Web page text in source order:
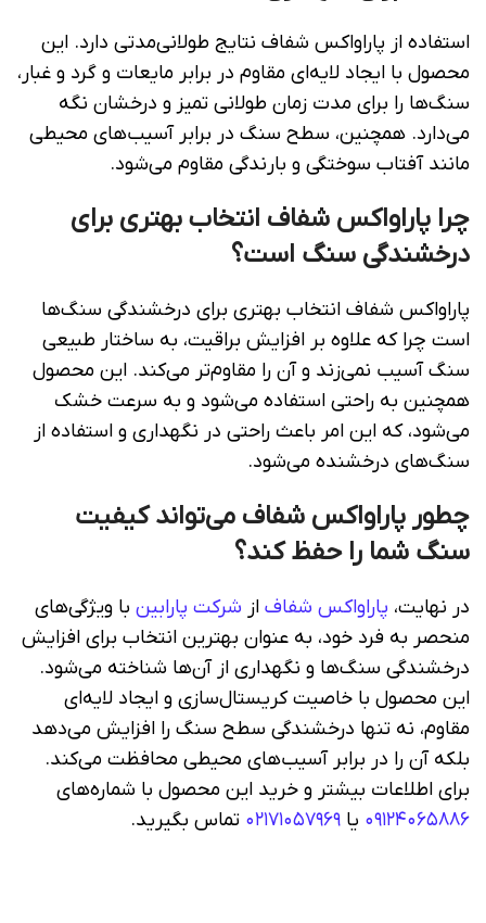
استفاده از پاراواکس شفاف نتایج طولانی‌مدتی دارد. این
محصول با ایجاد لایه‌ای مقاوم در برابر مایعات و گرد و غبار،
سنگ‌ها را برای مدت زمان طولانی تمیز و درخشان نگه
می‌دارد. همچنین، سطح سنگ در برابر آسیب‌های محیطی
مانند آفتاب سوختگی و بارندگی مقاوم می‌شود.
چرا پاراواکس شفاف انتخاب بهتری برای
درخشندگی سنگ است؟
پاراواکس شفاف انتخاب بهتری برای درخشندگی سنگ‌ها
است چرا که علاوه بر افزایش براقیت، به ساختار طبیعی
سنگ آسیب نمی‌زند و آن را مقاوم‌تر می‌کند. این محصول
همچنین به راحتی استفاده می‌شود و به سرعت خشک
می‌شود، که این امر باعث راحتی در نگهداری و استفاده از
سنگ‌های درخشنده می‌شود.
چطور پاراواکس شفاف می‌تواند کیفیت
سنگ شما را حفظ کند؟
در نهایت، پاراواکس شفاف از شرکت پارابین با ویژگی‌های
منحصر به فرد خود، به عنوان بهترین انتخاب برای افزایش
درخشندگی سنگ‌ها و نگهداری از آن‌ها شناخته می‌شود.
این محصول با خاصیت کریستال‌سازی و ایجاد لایه‌ای
مقاوم، نه تنها درخشندگی سطح سنگ را افزایش می‌دهد
بلکه آن را در برابر آسیب‌های محیطی محافظت می‌کند.
برای اطلاعات بیشتر و خرید این محصول با شماره‌های
۰۹۱۲۴۰۶۵۸۸۶ یا ۰۲۱۷۱۰۵۷۹۶۹ تماس بگیرید.